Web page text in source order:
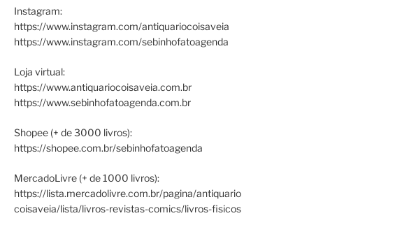
Instagram:
https://www.instagram.com/antiquariocoisaveia
https://www.instagram.com/sebinhofatoagenda
Loja virtual:
https://www.antiquariocoisaveia.com.br
https://www.sebinhofatoagenda.com.br
Shopee (+ de 3000 livros):
https://shopee.com.br/sebinhofatoagenda
MercadoLivre (+ de 1000 livros):
https://lista.mercadolivre.com.br/pagina/antiquario
coisaveia/lista/livros-revistas-comics/livros-fisicos